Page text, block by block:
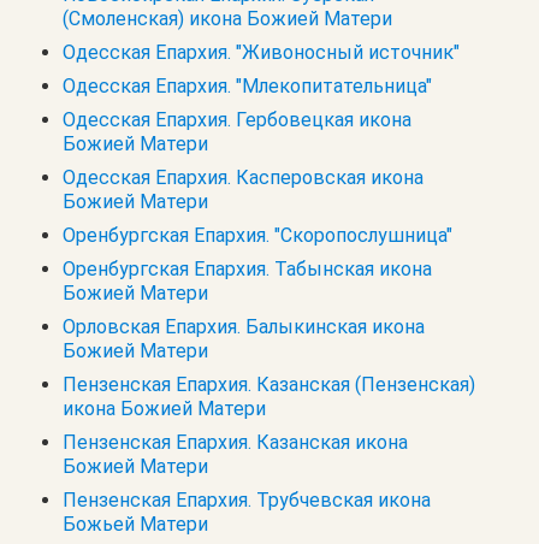
(Смоленская) икона Божией Матери
Одесская Епархия. "Живоносный источник"
Одесская Епархия. "Млекопитательница"
Одесская Епархия. Гербовецкая икона
Божией Матери
Одесская Епархия. Касперовская икона
Божией Матери
Оренбургская Епархия. "Скоропослушница"
Оренбургская Епархия. Табынская икона
Божией Матери
Орловская Епархия. Балыкинская икона
Божией Матери
Пензенская Епархия. Казанская (Пензенская)
икона Божией Матери
Пензенская Епархия. Казанская икона
Божией Матери
Пензенская Епархия. Трубчевская икона
Божьей Матери